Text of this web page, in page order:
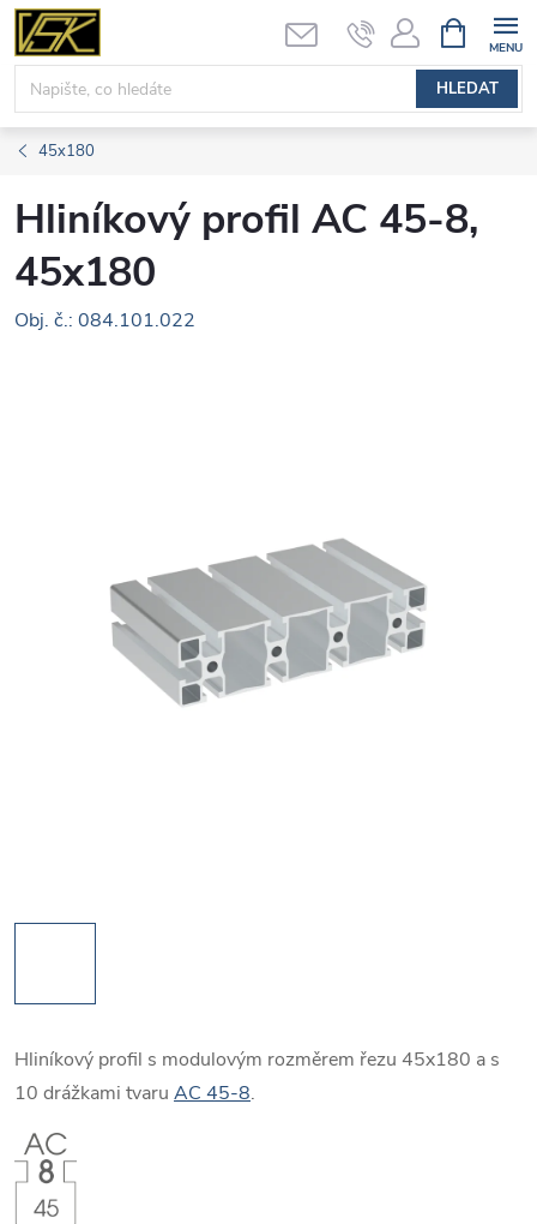
Přejít
obsah
HLEDAT
NÁKUPNÍ
KOŠÍK
45x180
Hliníkový profil AC 45-8,
45x180
Obj. č.: 084.101.022
Hliníkový profil s modulovým rozměrem řezu 45x180 a s
10 drážkami tvaru AC 45-8.